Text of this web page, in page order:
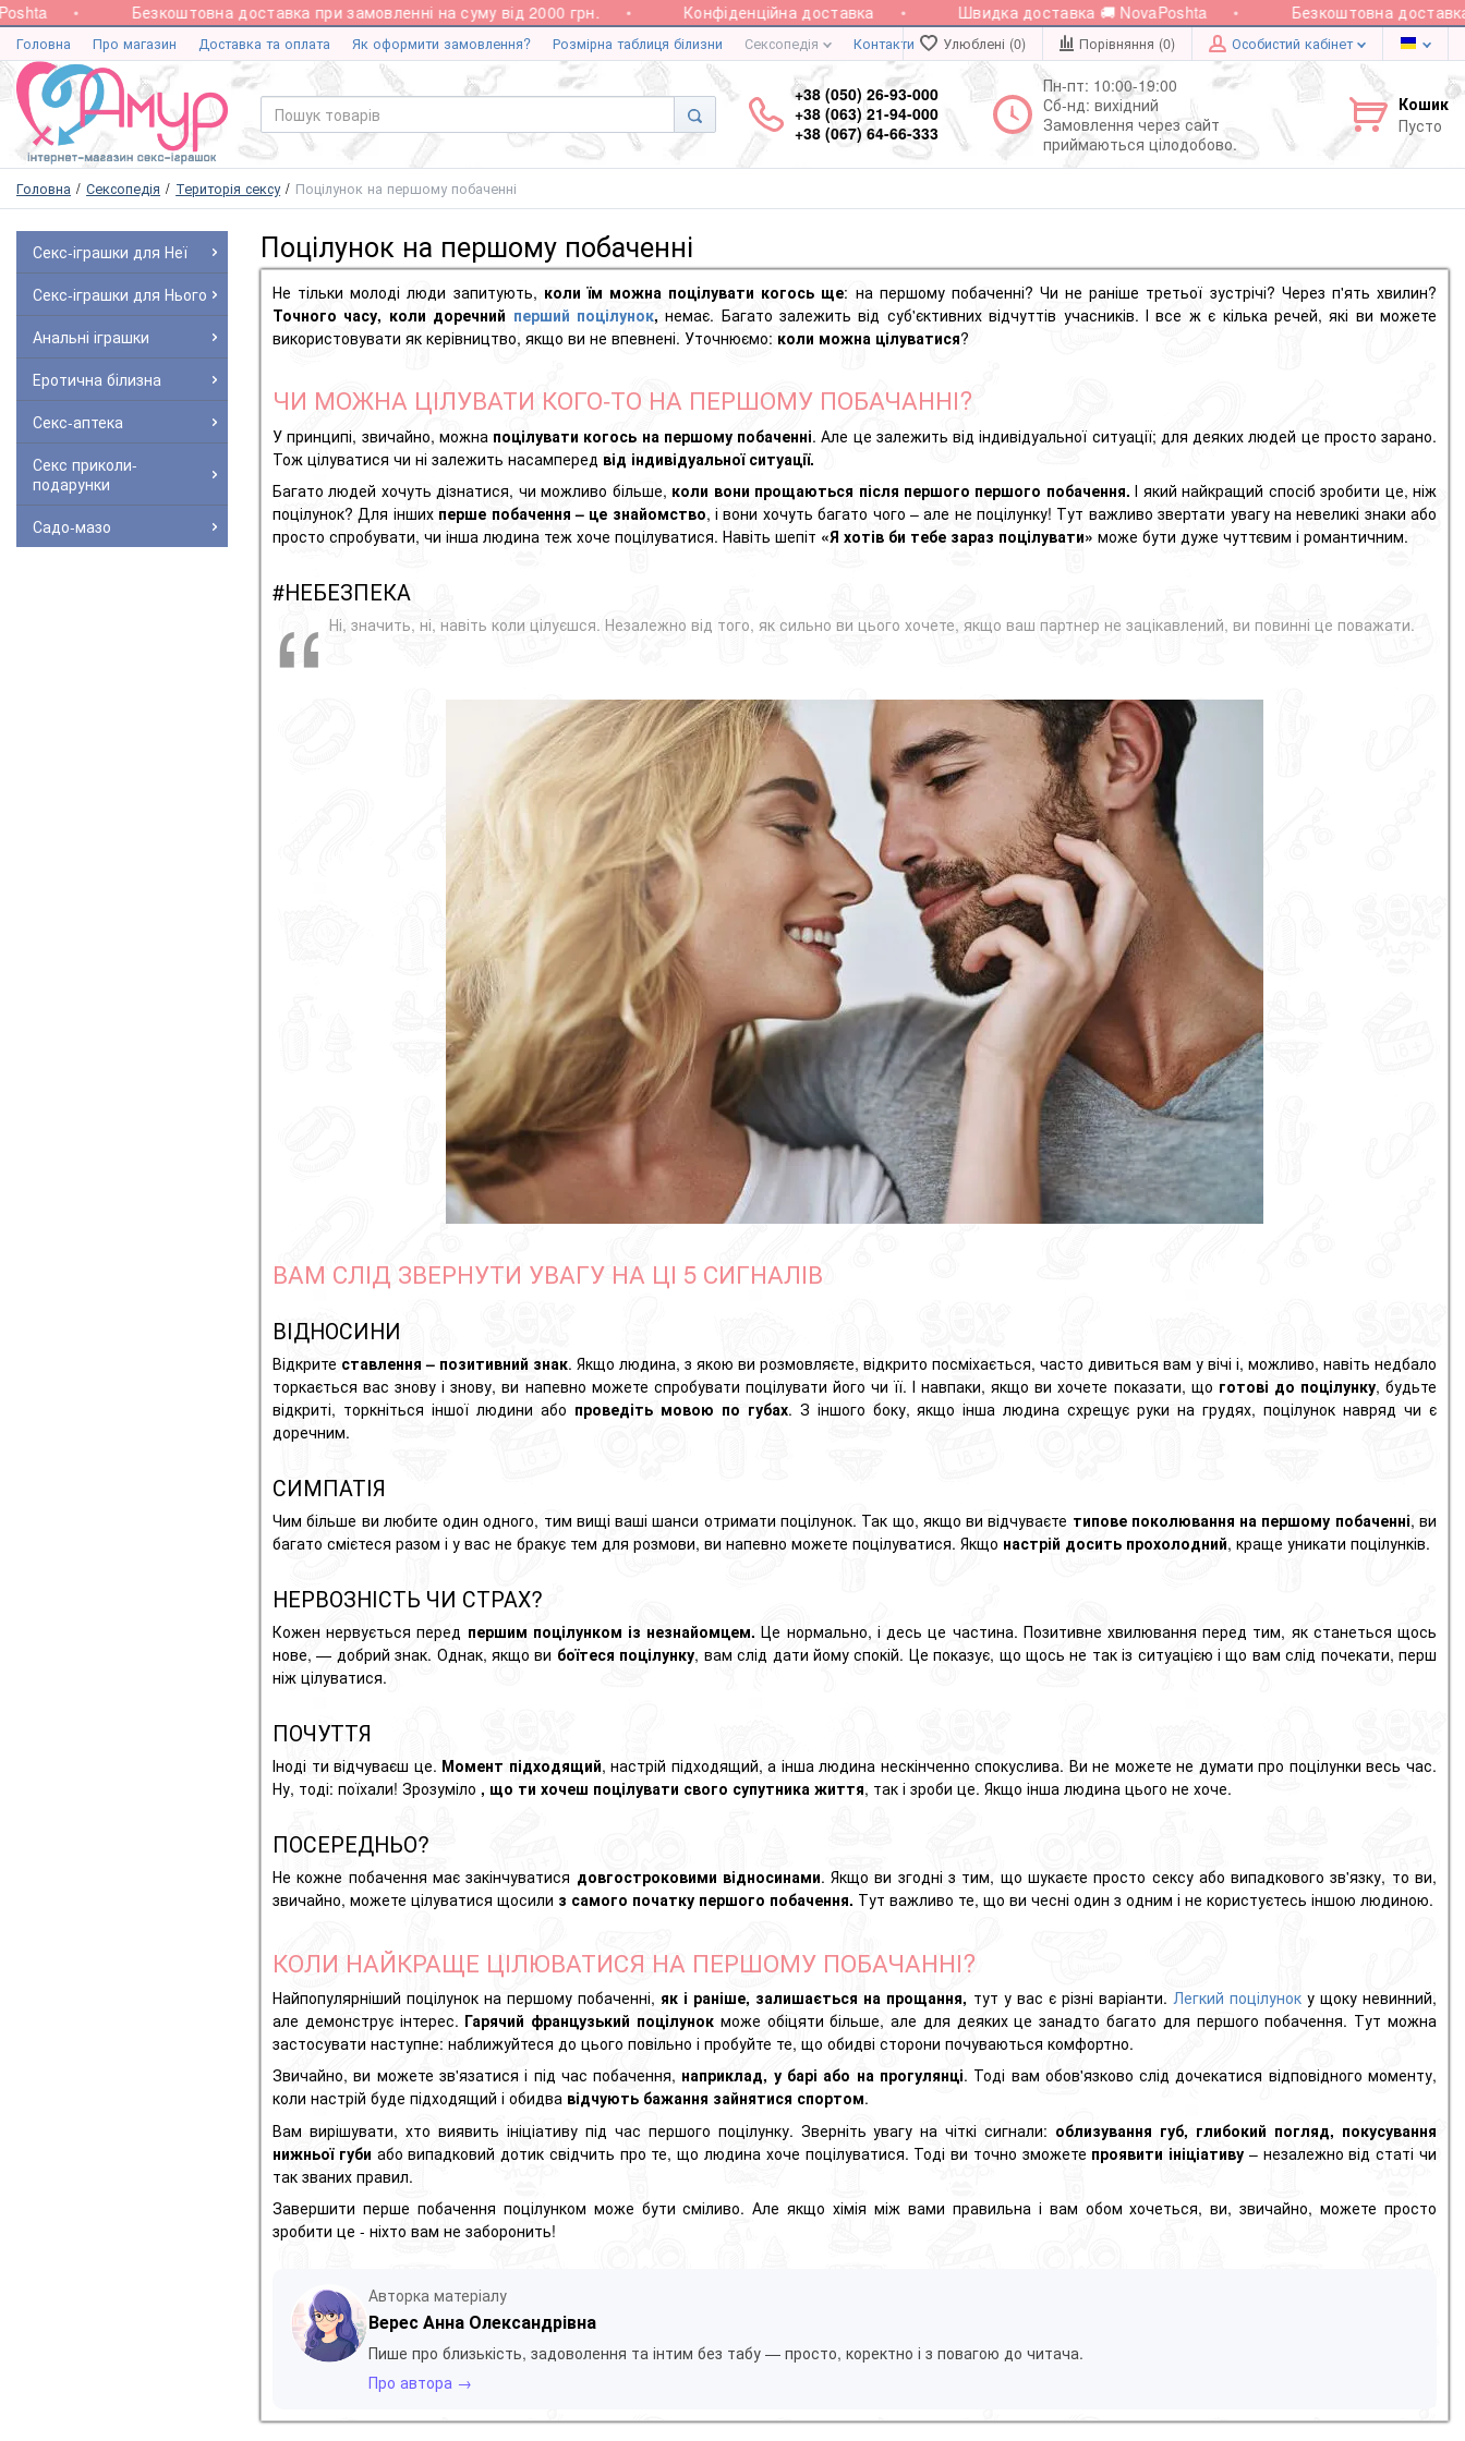
Безкоштовна доставка при замовленні на суму від 2000 грн. Конфіденційна доставка Швидка доставка 🚚 NovaPoshta Безкоштовна доставка
Головна Про магазин Доставка та оплата Як оформити замовлення? Розмірна таблиця білизни Сексопедія Контакти Улюблені (0) Порівняння (0) Особистий кабінет
+38 (050) 26-93-000
+38 (063) 21-94-000
+38 (067) 64-66-333
Пн-пт: 10:00-19:00
Сб-нд: вихідний
Замовлення через сайт
приймаються цілодобово.
Кошик
Пусто
Головна Сексопедія Територія сексу Поцілунок на першому побаченні
Секс-іграшки для Неї
Секс-іграшки для Нього
Анальні іграшки
Еротична білизна
Секс-аптека
Секс приколи-
подарунки
Садо-мазо
Поцілунок на першому побаченні
Не тільки молоді люди запитують, коли їм можна поцілувати когось ще: на першому побаченні? Чи не раніше третьої зустрічі? Через п'ять хвилин?
Точного часу, коли доречний перший поцілунок, немає. Багато залежить від суб'єктивних відчуттів учасників. І все ж є кілька речей, які ви можете
використовувати як керівництво, якщо ви не впевнені. Уточнюємо: коли можна цілуватися?
ЧИ МОЖНА ЦІЛУВАТИ КОГО-ТО НА ПЕРШОМУ ПОБАЧАННІ?
У принципі, звичайно, можна поцілувати когось на першому побаченні. Але це залежить від індивідуальної ситуації; для деяких людей це просто зарано.
Тож цілуватися чи ні залежить насамперед від індивідуальної ситуації.
Багато людей хочуть дізнатися, чи можливо більше, коли вони прощаються після першого першого побачення.І який найкращий спосіб зробити це, ніж
поцілунок? Для інших перше побачення – це знайомство, і вони хочуть багато чого – але не поцілунку! Тут важливо звертати увагу на невеликі знаки або
просто спробувати, чи інша людина теж хоче поцілуватися. Навіть шепіт «Я хотів би тебе зараз поцілувати» може бути дуже чуттєвим і романтичним.
#НЕБЕЗПЕКА
Ні, значить, ні, навіть коли цілуєшся. Незалежно від того, як сильно ви цього хочете, якщо ваш партнер не зацікавлений, ви повинні це поважати.
ВАМ СЛІД ЗВЕРНУТИ УВАГУ НА ЦІ 5 СИГНАЛІВ
ВІДНОСИНИ
Відкрите ставлення – позитивний знак. Якщо людина, з якою ви розмовляєте, відкрито посміхається, часто дивиться вам у вічі і, можливо, навіть недбало
торкається вас знову і знову, ви напевно можете спробувати поцілувати його чи її. І навпаки, якщо ви хочете показати, що готові до поцілунку, будьте
відкриті, торкніться іншої людини або проведіть мовою по губах. З іншого боку, якщо інша людина схрещує руки на грудях, поцілунок навряд чи є
доречним.
СИМПАТІЯ
Чим більше ви любите один одного, тим вищі ваші шанси отримати поцілунок. Так що, якщо ви відчуваєте типове поколювання на першому побаченні, ви
багато смієтеся разом і у вас не бракує тем для розмови, ви напевно можете поцілуватися. Якщо настрій досить прохолодний, краще уникати поцілунків.
НЕРВОЗНІСТЬ ЧИ СТРАХ?
Кожен нервується перед першим поцілунком із незнайомцем.Це нормально, і десь це частина. Позитивне хвилювання перед тим, як станеться щось
нове, — добрий знак. Однак, якщо ви боїтеся поцілунку, вам слід дати йому спокій. Це показує, що щось не так із ситуацією і що вам слід почекати, перш
ніж цілуватися.
ПОЧУТТЯ
Іноді ти відчуваєш це. Момент підходящий, настрій підходящий, а інша людина нескінченно спокуслива. Ви не можете не думати про поцілунки весь час.
Ну, тоді: поїхали! Зрозуміло , що ти хочеш поцілувати свого супутника життя, так і зроби це. Якщо інша людина цього не хоче.
ПОСЕРЕДНЬО?
Не кожне побачення має закінчуватися довгостроковими відносинами. Якщо ви згодні з тим, що шукаєте просто сексу або випадковогозв'язку, то ви,
звичайно, можете цілуватися щосили з самого початку першого побачення. Тут важливо те, що ви чесні один з одним і не користуєтесь іншою людиною.
КОЛИ НАЙКРАЩЕ ЦІЛЮВАТИСЯ НА ПЕРШОМУ ПОБАЧАННІ?
Найпопулярніший поцілунок на першому побаченні, як і раніше, залишається на прощання, тут у вас є різні варіанти. Легкий поцілуноку щоку невинний,
але демонструє інтерес. Гарячий французький поцілунокможе обіцяти більше, але для деяких це занадто багато для першого побачення. Тут можна
застосувати наступне: наближуйтеся до цього повільно і пробуйте те, що обидві сторони почуваються комфортно.
Звичайно, ви можете зв'язатися і під час побачення, наприклад, у барі або на прогулянці. Тоді вам обов'язково слід дочекатися відповідного моменту,
коли настрій буде підходящий і обидва відчують бажання зайнятися спортом.
Вам вирішувати, хто виявить ініціативу під час першого поцілунку. Зверніть увагу на чіткі сигнали: облизування губ, глибокий погляд, покусування
нижньої губи або випадковий дотик свідчить про те, що людина хоче поцілуватися. Тоді ви точно зможете проявити ініціативу – незалежно від статі чи
так званих правил.
Завершити перше побачення поцілунком може бути сміливо. Але якщо хімія між вами правильна і вам обом хочеться, ви, звичайно, можете просто
зробити це - ніхто вам не заборонить!
Авторка матеріалу
Верес Анна Олександрівна
Пише про близькість, задоволення та інтим без табу — просто, коректно і з повагою до читача.
Про автора →